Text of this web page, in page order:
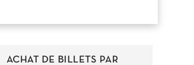
ACHAT DE BILLETS PAR